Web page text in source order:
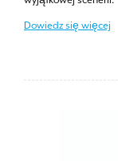
Dowiedz się więcej